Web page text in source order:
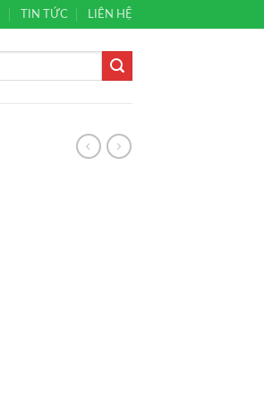
TIN TỨC LIÊN HỆ